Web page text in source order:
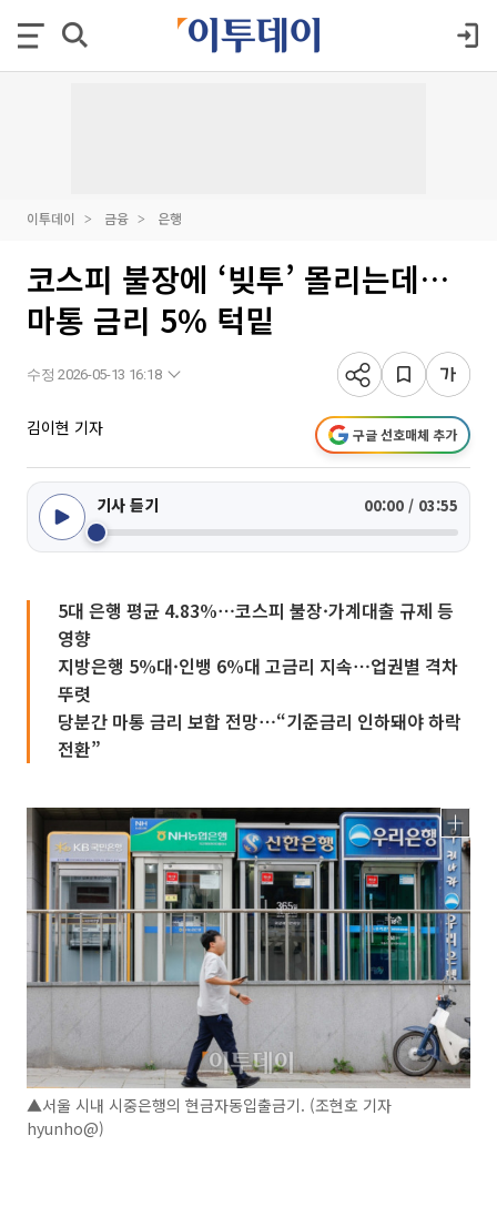
이투데이 금융 은행
코스피 불장에 ‘빚투’ 몰리는데…
마통 금리 5% 턱밑
수정 2026-05-13 16:18
김이현 기자 구글 선호매체 추가
기사 듣기 00:00 / 03:55
5대 은행 평균 4.83%⋯코스피 불장·가계대출 규제 등
영향
지방은행 5%대·인뱅 6%대 고금리 지속⋯업권별 격차
뚜렷
당분간 마통 금리 보합 전망⋯“기준금리 인하돼야 하락
전환”
▲서울 시내 시중은행의 현금자동입출금기. (조현호 기자
hyunho@)